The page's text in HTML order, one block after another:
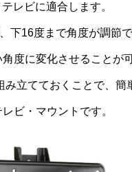
レビに適合します。
下16度まで角度が調節で
度に変化させることが
立てておくことで、簡
ビ・マウントです。